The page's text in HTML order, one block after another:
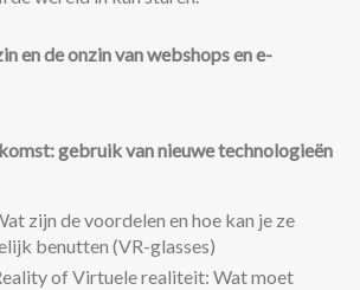
en de onzin van webshops en e-
gebruik van nieuwe technologieën
zijn de voordelen en hoe kan je ze
benutten (VR-glasses)
of Virtuele realiteit: Wat moet